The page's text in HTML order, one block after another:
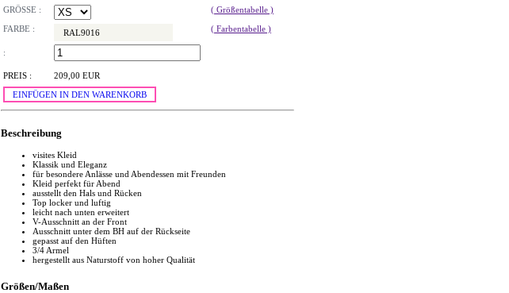
GRÖSSE :
( Größentabelle )
FARBE :
RAL9016 ( Farbentabelle )
:
PREIS :
209,00 EUR
EINFÜGEN IN DEN WARENKORB
Beschreibung
visites Kleid
Klassik und Eleganz
für besondere Anlässe und Abendessen mit Freunden
Kleid perfekt für Abend
ausstellt den Hals und Rücken
Top locker und luftig
leicht nach unten erweitert
V-Ausschnitt an der Front
Ausschnitt unter dem BH auf der Rückseite
gepasst auf den Hüften
3/4 Armel
hergestellt aus Naturstoff von hoher Qualität
Größen/Maßen